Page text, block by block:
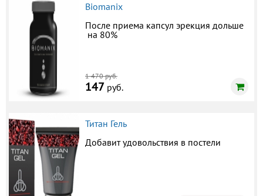
Biomanix
После приема капсул эрекция дольше
на 80%
1 470 руб.
147 руб.
Титан Гель
Добавит удовольствия в постели